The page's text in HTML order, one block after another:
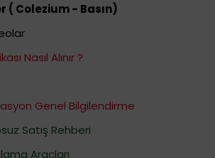
( Colezium - Basın)
Nasıl Alınır ?
Genel Bilgilendirme
Satış Rehberi
Araçları